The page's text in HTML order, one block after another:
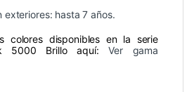
exteriores: hasta 7 años.
colores disponibles en la serie
5000 Brillo aquí:Ver gama